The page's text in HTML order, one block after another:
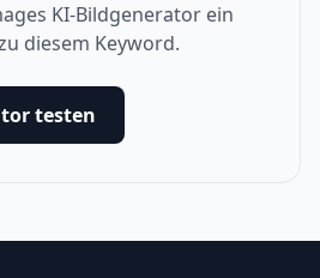
KI-Bildgenerator ein
diesem Keyword.
testen